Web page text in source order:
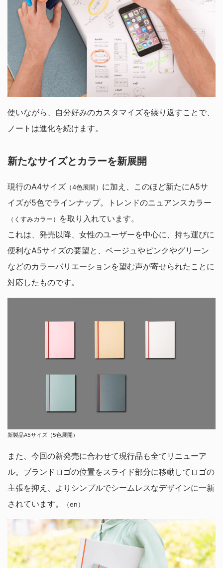
使いながら、自分好みのカスタマイズを繰り返すことで、
ノートは進化を続けます。
新たなサイズとカラーを新展開
現行のA4サイズ （4色展開） に加え、このほど新たにA5サ
イズが5色でラインナップ。トレンドのニュアンスカラー
（くすみカラー）
を取り入れています。
これは、発売以降、女性のユーザーを中心に、持ち運びに
便利なA5サイズの要望と、ベージュやピンクやグリーン
などのカラーバリエーションを望む声が寄せられたことに
対応したものです。
新製品A5サイズ（5色展開）
また、今回の新発売に合わせて現行品も全てリニューア
ル。ブランドロゴの位置をスライド部分に移動してロゴの
主張を抑え、よりシンプルでシームレスなデザインに一新
されています。
（en）